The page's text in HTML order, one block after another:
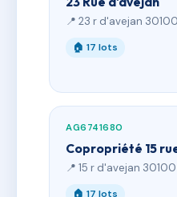
📍 23 r d'avejan
🏠 17 lots
AG6741680
Copropriété 15
📍 15 r d'avejan
🏠 17 lots